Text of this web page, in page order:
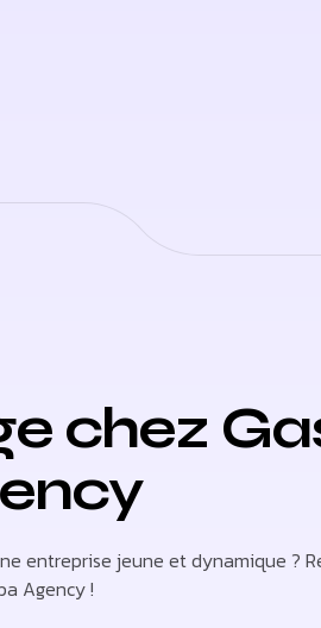
chez
entreprise jeune et dynamique ?
Agency !